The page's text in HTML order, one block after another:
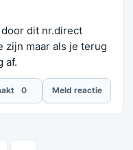
dit nr.direct
zijn maar als je terug
af.
0 Meld reactie